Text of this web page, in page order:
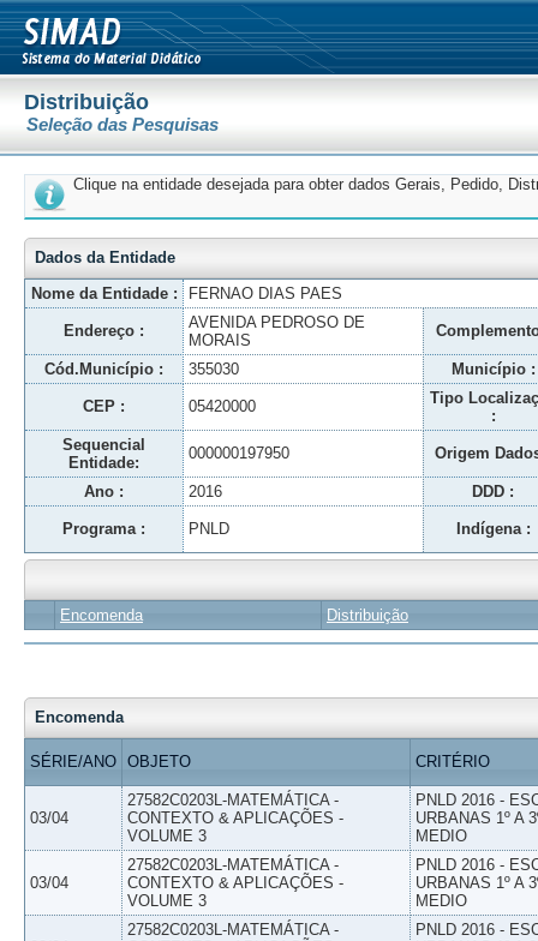
Distribuição
Seleção das Pesquisas
Clique na entidade desejada para obter dados Gerais, Pedido,
Dados da Entidade
Nome da Entidade :
FERNAO DIAS PAES
Endereço :
AVENIDA PEDROSO DE
MORAIS
Cód.Município : 355030 Município :
CEP : 05420000
Tipo
:
Sequencial
Entidade:
000000197950 Origem
Ano : 2016 DDD :
Programa : PNLD Indígena :
Encomenda Distribuição
Encomenda
SÉRIE/ANO OBJETO CRITÉRIO
03/04
27582C0203L-MATEMÁTICA -
CONTEXTO & APLICAÇÕES -
VOLUME 3
PNLD 2016 -
URBANAS 1º A
MEDIO
03/04
27582C0203L-MATEMÁTICA -
CONTEXTO & APLICAÇÕES -
VOLUME 3
PNLD 2016 -
URBANAS 1º A
MEDIO
27582C0203L-MATEMÁTICA -
PNLD 2016 -